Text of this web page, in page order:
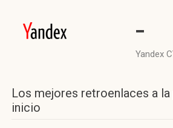
-
Yandex
Los mejores retroenlaces a la
inicio